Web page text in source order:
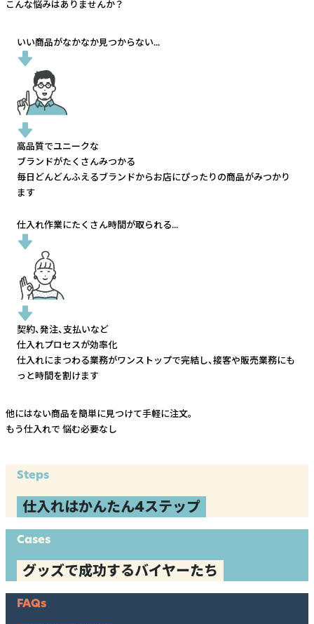
こんな悩みはありませんか？
いい商品がなかなか見つからない...
高品質でユニークな
ブランドがたくさんみつかる
毎日どんどんふえるブランドからお店にぴったりの商品がみつかり
ます
仕入れ作業にたくさん時間が取られる...
契約、発注、支払いなど
仕入れプロセスが効率化
仕入れにまつわる業務がワンストップで完結し、接客や販売業務にも
っと時間を割けます
他にはない商品を簡単に見つけて手軽に注文。
もう仕入れで 悩む必要なし
Steps
仕入れはかんたん4ステップ
Cases
グッズで成功するバイヤーたち
FAQs